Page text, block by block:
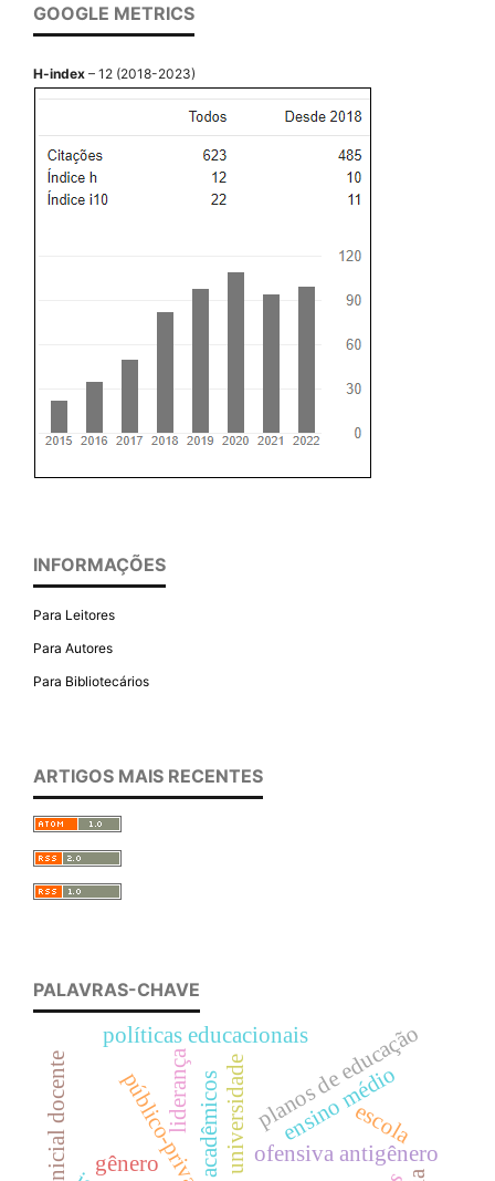
GOOGLE METRICS
H-index – 12 (2018-2023)
INFORMAÇÕES
Para Leitores
Para Autores
Para Bibliotecários
ARTIGOS MAIS RECENTES
PALAVRAS-CHAVE
público-privado
acadêmicosuniversidade ofensiva antigênero
políticas educacionaisplanos de educação
gênero
escola
ensino médio
liderança